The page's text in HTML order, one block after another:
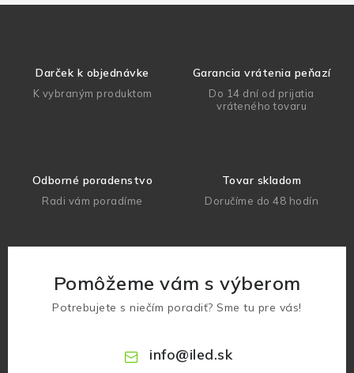
Darček k objednávke
K vybraným produktom
Garancia vrátenia peňazí
Do 14 dní od prijatia
vráteného tovaru
Odborné poradenstvo
Radi vám poradíme
Tovar skladom
Doručíme do 48 hodín
Pomôžeme vám s výberom
Potrebujete s niečím poradiť? Sme tu pre vás!
info@iled.sk